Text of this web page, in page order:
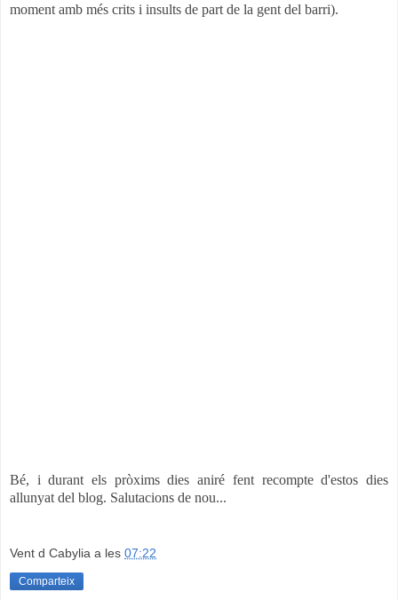
moment amb més crits i insults de part de la gent del barri).
Bé, i durant els pròxims dies aniré fent recompte d'estos dies
allunyat del blog. Salutacions de nou...
Vent d Cabylia a les 07:22
Comparteix